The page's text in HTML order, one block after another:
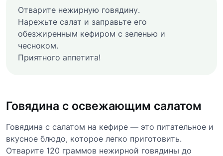
Отварите нежирную говядину.
Нарежьте салат и заправьте его
обезжиренным кефиром с зеленью и
чесноком.
Приятного аппетита!
Говядина с освежающим салатом
Говядина с салатом на кефире — это питательное и
вкусное блюдо, которое легко приготовить.
Отварите 120 граммов нежирной говядины до